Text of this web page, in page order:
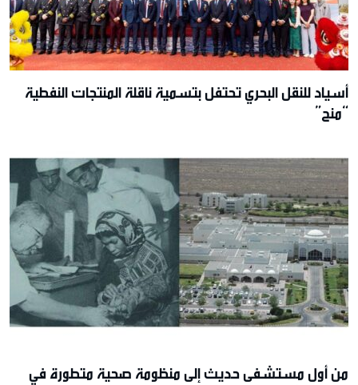
أسياد للنقل البحري تحتفل بتسمية ناقلة المنتجات النفطية
“منح”
من أول مستشفى حديث إلى منظومة صحية متطورة في